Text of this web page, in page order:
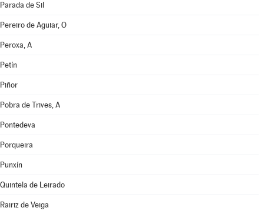
Parada de Sil
Pereiro de Aguiar, O
Peroxa, A
Petín
Piñor
Pobra de Trives, A
Pontedeva
Porqueira
Punxín
Quintela de Leirado
Rairiz de Veiga